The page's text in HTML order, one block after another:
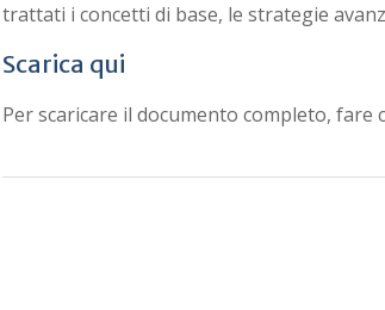
trattati i concetti di base, le strategie
Scarica qui
Per scaricare il documento completo, fare